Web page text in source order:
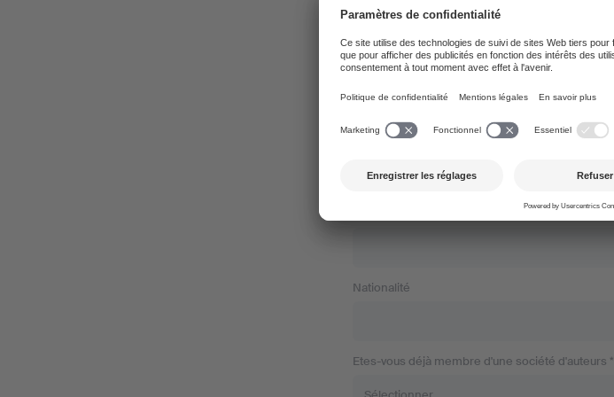
Pays
Téléphone *
Nationalité
Etes-vous déjà membre d'une société d'auteurs *